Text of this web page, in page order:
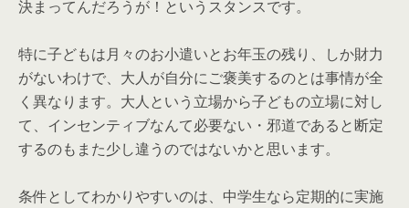
決まってんだろうが！というスタンスです。
特に子どもは月々のお小遣いとお年玉の残り、しか財力
がないわけで、大人が自分にご褒美するのとは事情が全
く異なります。大人という立場から子どもの立場に対し
て、インセンティブなんて必要ない・邪道であると断定
するのもまた少し違うのではないかと思います。
条件としてわかりやすいのは、中学生なら定期的に実施